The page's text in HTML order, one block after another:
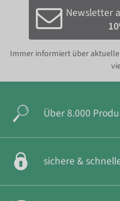
Newsletter
Immer informiert über
Über 8.000
sichere &